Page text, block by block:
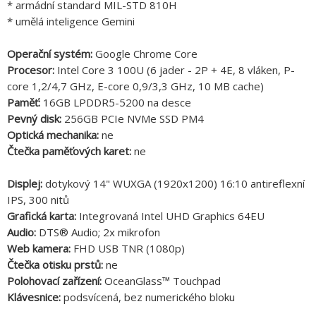
* armádní standard MIL-STD 810H
* umělá inteligence Gemini
Operační systém: Google Chrome Core
Procesor: Intel Core 3 100U (6 jader - 2P + 4E, 8 vláken, P-
core 1,2/4,7 GHz, E-core 0,9/3,3 GHz, 10 MB cache)
Paměť: 16GB LPDDR5-5200 na desce
Pevný disk: 256GB PCIe NVMe SSD PM4
Optická mechanika: ne
Čtečka paměťových karet: ne
Displej: dotykový 14" WUXGA (1920x1200) 16:10 antireflexní
IPS, 300 nitů
Grafická karta: Integrovaná Intel UHD Graphics 64EU
Audio: DTS® Audio; 2x mikrofon
Web kamera: FHD USB TNR (1080p)
Čtečka otisku prstů: ne
Polohovací zařízení: OceanGlass™ Touchpad
Klávesnice: podsvícená, bez numerického bloku